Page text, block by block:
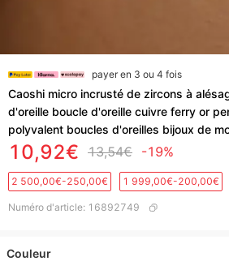
payer en 3 ou 4 fois
Caoshi micro incrusté de zircons à
d'oreille boucle d'oreille cuivre ferry or
polyvalent boucles d'oreilles bijoux de
10,92€ 13,54€ -19%
2 500,00€-250,00€ 1 999,00€-200,00€
Numéro d'article: 16892749
Couleur